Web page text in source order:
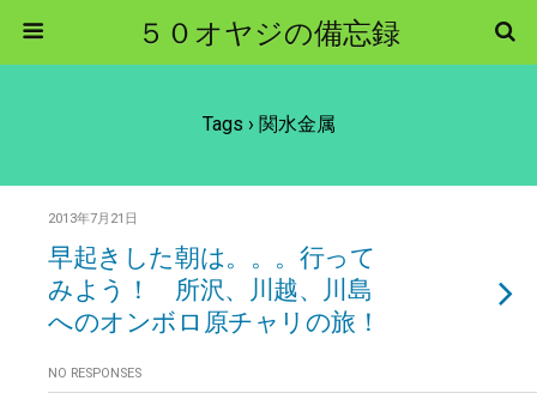
５０オヤジの備忘録
Tags › 関水金属
2013年7月21日
早起きした朝は。。。行って
みよう！ 所沢、川越、川島
へのオンボロ原チャリの旅！
NO RESPONSES